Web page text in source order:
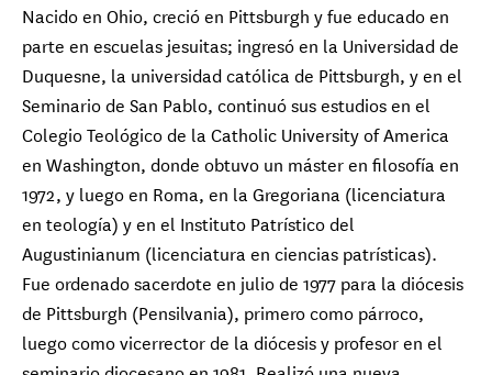
Nacido en Ohio, creció en Pittsburgh y fue educado en
parte en escuelas jesuitas; ingresó en la Universidad de
Duquesne, la universidad católica de Pittsburgh, y en el
Seminario de San Pablo, continuó sus estudios en el
Colegio Teológico de la Catholic University of America
en Washington, donde obtuvo un máster en filosofía en
1972, y luego en Roma, en la Gregoriana (licenciatura
en teología) y en el Instituto Patrístico del
Augustinianum (licenciatura en ciencias patrísticas).
Fue ordenado sacerdote en julio de 1977 para la diócesis
de Pittsburgh (Pensilvania), primero como párroco,
luego como vicerrector de la diócesis y profesor en el